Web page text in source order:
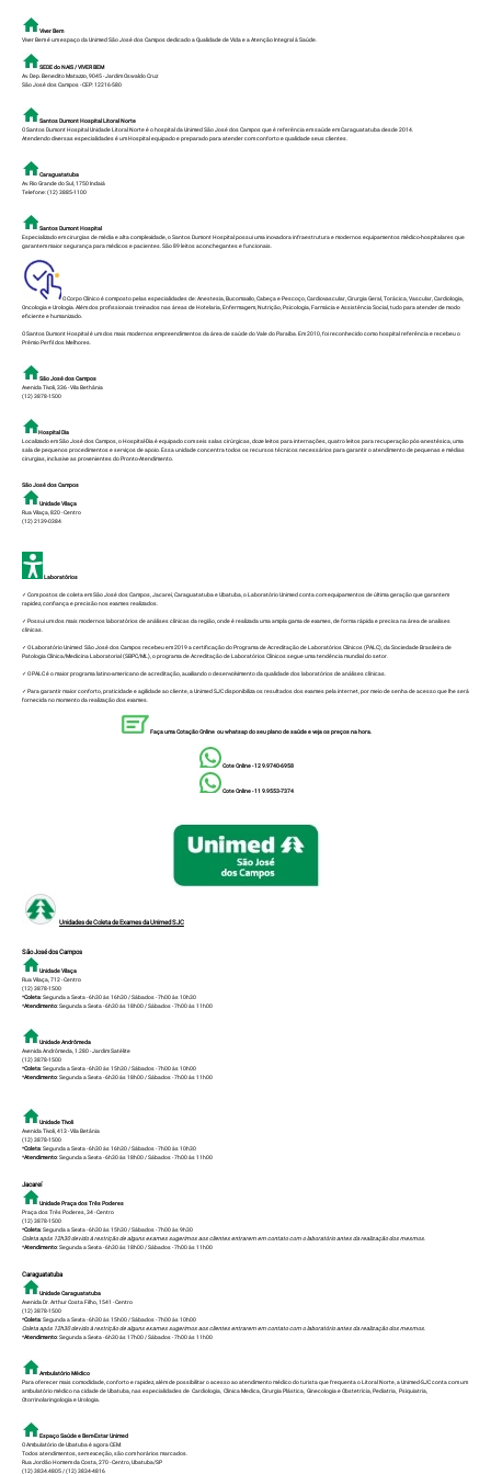
Viver Bem
Viver Bem é um espaço da Unimed São José dos Campos dedicado a Qualidade de Vida e a Atenção Integral à Saúde.
SEDE do NAIS / VIVER BEM
Av. Dep. Benedito Matazzo, 9045 - Jardim Oswaldo Cruz
São José dos Campos - CEP: 12216-580
Santos Dumont Hospital Litoral Norte
O Santos Dumont Hospital Unidade Litoral Norte é o hospital da Unimed São José dos Campos que é referência em saúde em Caraguatatuba desde 2014.
Atendendo diversas especialidades é um Hospital equipado e preparado para atender com conforto e qualidade seus clientes.
Caraguatatuba
Av. Rio Grande do Sul, 1750 Indaiá
Telefone: (12) 3885-1100
Santos Dumont Hospital
Especializado em cirurgias de média e alta complexidade, o Santos Dumont Hospital possui uma inovadora infraestrutura e modernos equipamentos médico-hospitalares que
garantem maior segurança para médicos e pacientes. São 89 leitos aconchegantes e funcionais.
O Corpo Clínico é composto pelas especialidades de: Anestesia, Bucomaxilo, Cabeça e Pescoço, Cardiovascular, Cirurgia Geral, Torácica, Vascular, Cardiologia,
Oncologia e Urologia. Além dos profissionais treinados nas áreas de Hotelaria, Enfermagem, Nutrição, Psicologia, Farmácia e Assistência Social, tudo para atender de modo
eficiente e humanizado.
O Santos Dumont Hospital é um dos mais modernos empreendimentos da área de saúde do Vale do Paraíba. Em 2010, foi reconhecido como hospital referência e recebeu o
Prêmio Perfil dos Melhores.
São José dos Campos
Avenida Tívoli, 336 - Vila Bethânia
(12) 3878-1500
Hospital Dia
Localizado em São José dos Campos, o Hospital-Dia é equipado com seis salas cirúrgicas, doze leitos para internações, quatro leitos para recuperação pós-anestésica, uma
sala de pequenos procedimentos e serviços de apoio. Essa unidade concentra todos os recursos técnicos necessários para garantir o atendimento de pequenas e médias
cirurgias, inclusive as provenientes do Pronto-Atendimento.
São José dos Campos
Unidade Vilaça
Rua Vilaça, 820 - Centro
(12) 2139-0384
Laboratórios
✓ Com postos de coleta em São José dos Campos, Jacareí, Caraguatatuba e Ubatuba, o Laboratório Unimed conta com equipamentos de última geração que garantem
rapidez, confiança e precisão nos exames realizados.
✓ Possui um dos mais modernos laboratórios de análises clínicas da região, onde é realizada uma ampla gama de exames, de forma rápida e precisa na área de analises
clinicas.
✓ O Laboratório Unimed São José dos Campos recebeu em 2019 a certificação do Programa de Acreditação de Laboratórios Clínicos (PALC), da Sociedade Brasileira de
Patologia Clínica/Medicina Laboratorial (SBPC/ML), o programa de Acreditação de Laboratórios Clínicos segue uma tendência mundial do setor.
✓ O PALC é o maior programa latino-americano de acreditação, auxiliando o desenvolvimento da qualidade dos laboratórios de análises clínicas.
✓ Para garantir maior conforto, praticidade e agilidade ao cliente, a Unimed SJC disponibiliza os resultados dos exames pela internet, por meio de senha de acesso que lhe será
fornecida no momento da realização dos exames.
Faça uma Cotação Online ou whatsap do seu plano de saúde e veja os preços na hora.
Cote Online - 12 9.9740-6958
Cote Online - 11 9.9553-7374
Unidades de Coleta de Exames da Unimed SJC
São José dos Campos
Unidade Vilaça
Rua Vilaça, 712 - Centro
(12) 3878-1500
*Coleta: Segunda a Sexta - 6h30 às 16h30 / Sábados - 7h00 às 10h30
*Atendimento: Segunda a Sexta - 6h30 às 18h00 / Sábados - 7h00 às 11h00
Unidade Andrômeda
Avenida Andrômeda, 1.280 - Jardim Satélite
(12) 3878-1500
*Coleta: Segunda a Sexta - 6h30 às 15h30 / Sábados - 7h00 às 10h00
*Atendimento: Segunda a Sexta - 6h30 às 18h00 / Sábados - 7h00 às 11h00
Unidade Tívoli
Avenida Tívoli, 413 - Vila Betânia
(12) 3878-1500
*Coleta: Segunda a Sexta - 6h30 às 16h30 / Sábados - 7h00 às 10h30
*Atendimento: Segunda a Sexta - 6h30 às 18h00 / Sábados - 7h00 às 11h00
Jacareí
Unidade Praça dos Três Poderes
Praça dos Três Poderes, 34 - Centro
(12) 3878-1500
*Coleta: Segunda a Sexta - 6h30 às 15h30 / Sábados - 7h00 às 9h30
Coleta após 12h30 devido à restrição de alguns exames sugerimos aos clientes entrarem em contato com o laboratório antes da realização dos mesmos.
*Atendimento: Segunda a Sexta - 6h30 às 18h00 / Sábados - 7h00 às 11h00
Caraguatatuba
Unidade Caraguatatuba
Avenida Dr. Arthur Costa Filho, 1541 - Centro
(12) 3878-1500
*Coleta: Segunda a Sexta - 6h30 às 15h00 / Sábados - 7h00 às 10h00
Coleta após 12h30 devido à restrição de alguns exames sugerimos aos clientes entrarem em contato com o laboratório antes da realização dos mesmos.
*Atendimento: Segunda a Sexta - 6h30 às 17h00 / Sábados - 7h00 às 11h00
Ambulatório Médico
Para oferecer mais comodidade, conforto e rapidez, além de possibilitar o acesso ao atendimento médico do turista que frequenta o Litoral Norte, a Unimed-SJC conta com um
ambulatório médico na cidade de Ubatuba, nas especialidades de Cardiologia, Clinica Medica, Cirurgia Plástica, Ginecologia e Obstetrícia, Pediatria, Psiquiatria,
Otorrinolaringologia e Urologia.
Espaço Saúde e Bem-Estar Unimed
O Ambulatório de Ubatuba é agora CEM.
Todos atendimentos, sem exceção, são com horários marcados.
Rua Jordão Homem da Costa, 270 - Centro, Ubatuba/SP
(12) 3834.4805 / (12) 3834-4816